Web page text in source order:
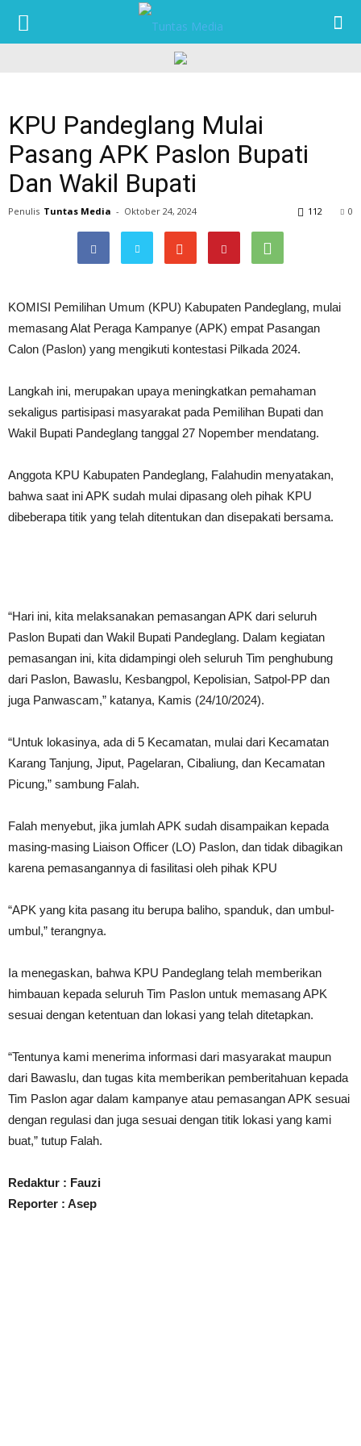
KPU Pandeglang Mulai
Pasang APK Paslon Bupati
Dan Wakil Bupati
Penulis Tuntas Media - Oktober 24, 2024 0
112
KOMISI Pemilihan Umum (KPU) Kabupaten Pandeglang, mulai
memasang Alat Peraga Kampanye (APK) empat Pasangan
Calon (Paslon) yang mengikuti kontestasi Pilkada 2024.
Langkah ini, merupakan upaya meningkatkan pemahaman
sekaligus partisipasi masyarakat pada Pemilihan Bupati dan
Wakil Bupati Pandeglang tanggal 27 Nopember mendatang.
Anggota KPU Kabupaten Pandeglang, Falahudin menyatakan,
bahwa saat ini APK sudah mulai dipasang oleh pihak KPU
dibeberapa titik yang telah ditentukan dan disepakati bersama.
“Hari ini, kita melaksanakan pemasangan APK dari seluruh
Paslon Bupati dan Wakil Bupati Pandeglang. Dalam kegiatan
pemasangan ini, kita didampingi oleh seluruh Tim penghubung
dari Paslon, Bawaslu, Kesbangpol, Kepolisian, Satpol-PP dan
juga Panwascam,” katanya, Kamis (24/10/2024).
“Untuk lokasinya, ada di 5 Kecamatan, mulai dari Kecamatan
Karang Tanjung, Jiput, Pagelaran, Cibaliung, dan Kecamatan
Picung,” sambung Falah.
Falah menyebut, jika jumlah APK sudah disampaikan kepada
masing-masing Liaison Officer (LO) Paslon, dan tidak dibagikan
karena pemasangannya di fasilitasi oleh pihak KPU
“APK yang kita pasang itu berupa baliho, spanduk, dan umbul-
umbul,” terangnya.
Ia menegaskan, bahwa KPU Pandeglang telah memberikan
himbauan kepada seluruh Tim Paslon untuk memasang APK
sesuai dengan ketentuan dan lokasi yang telah ditetapkan.
“Tentunya kami menerima informasi dari masyarakat maupun
dari Bawaslu, dan tugas kita memberikan pemberitahuan kepada
Tim Paslon agar dalam kampanye atau pemasangan APK sesuai
dengan regulasi dan juga sesuai dengan titik lokasi yang kami
buat,” tutup Falah.
Redaktur : Fauzi
Reporter : Asep